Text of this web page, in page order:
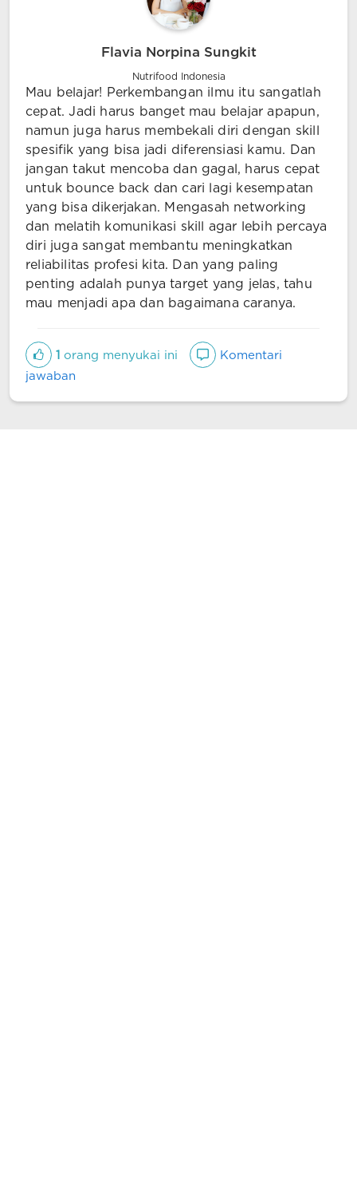
Flavia Norpina Sungkit
Nutrifood Indonesia
Mau belajar! Perkembangan ilmu itu sangatlah
cepat. Jadi harus banget mau belajar apapun,
namun juga harus membekali diri dengan skill
spesifik yang bisa jadi diferensiasi kamu. Dan
jangan takut mencoba dan gagal, harus cepat
untuk bounce back dan cari lagi kesempatan
yang bisa dikerjakan. Mengasah networking
dan melatih komunikasi skill agar lebih percaya
diri juga sangat membantu meningkatkan
reliabilitas profesi kita. Dan yang paling
penting adalah punya target yang jelas, tahu
mau menjadi apa dan bagaimana caranya.
1 orang menyukai ini
Komentari
jawaban